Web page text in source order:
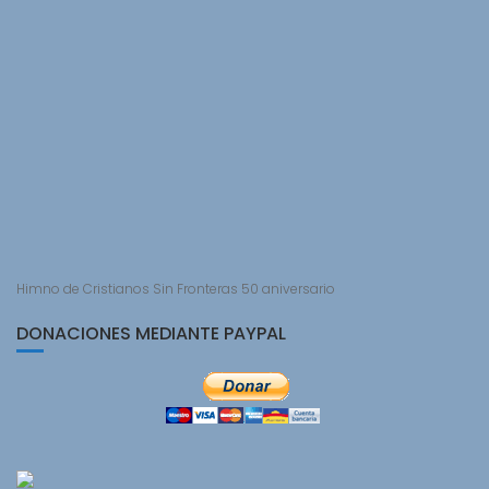
Himno de Cristianos Sin Fronteras 50 aniversario
DONACIONES MEDIANTE PAYPAL